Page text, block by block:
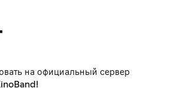
на официальный сервер